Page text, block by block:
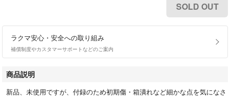
SOLD OUT
ラクマ安心・安全への取り組み
補償制度やカスタマーサポートなどのご案内
商品説明
新品、未使用ですが、付録のため初期傷・箱潰れなど細かな点を気になさ